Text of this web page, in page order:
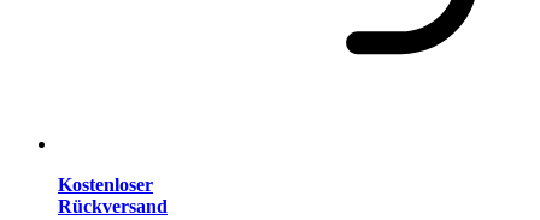
Kostenloser
Rückversand